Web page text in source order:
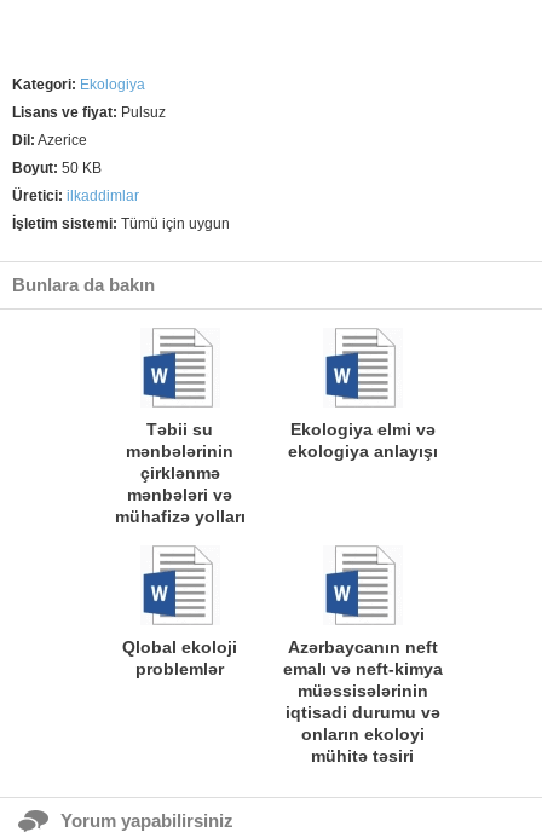
Kategori: Ekologiya
Lisans ve fiyat: Pulsuz
Dil: Azerice
Boyut: 50 KB
Üretici: ilkaddimlar
İşletim sistemi: Tümü için uygun
Bunlara da bakın
Təbii su
mənbələrinin
çirklənmə
mənbələri və
mühafizə yolları
Ekologiya elmi və
ekologiya anlayışı
Qlobal ekoloji
problemlər
Azərbaycanın neft
emalı və neft-kimya
müəssisələrinin
iqtisadi durumu və
onların ekoloyi
mühitə təsiri
Yorum yapabilirsiniz